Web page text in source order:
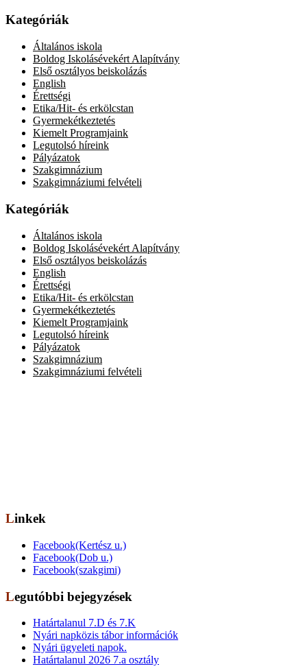
Kategóriák
Általános iskola
Boldog Iskolásévekért Alapítvány
Első osztályos beiskolázás
English
Érettségi
Etika/Hit- és erkölcstan
Gyermekétkeztetés
Kiemelt Programjaink
Legutolsó híreink
Pályázatok
Szakgimnázium
Szakgimnáziumi felvételi
Kategóriák
Általános iskola
Boldog Iskolásévekért Alapítvány
Első osztályos beiskolázás
English
Érettségi
Etika/Hit- és erkölcstan
Gyermekétkeztetés
Kiemelt Programjaink
Legutolsó híreink
Pályázatok
Szakgimnázium
Szakgimnáziumi felvételi
Linkek
Facebook(Kertész u.)
Facebook(Dob u.)
Facebook(szakgimi)
Legutóbbi bejegyzések
Határtalanul 7.D és 7.K
Nyári napközis tábor információk
Nyári ügyeleti napok.
Határtalanul 2026 7.a osztály